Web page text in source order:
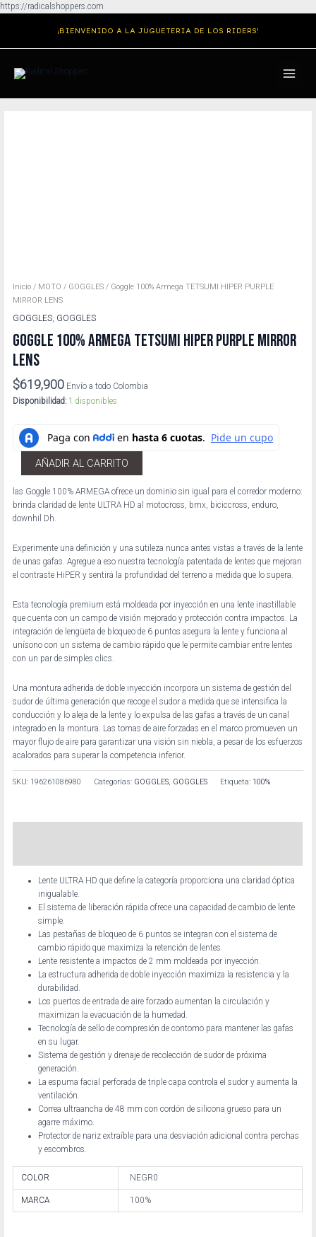
https://radicalshoppers.com
contenido
¡BIENVENIDO A LA JUGUETERIA DE LOS RIDERS!
MENU
Inicio / MOTO / GOGGLES / Goggle 100% Armega TETSUMI HIPER PURPLE
MIRROR LENS
GOGGLES GOGGLES
GOGGLE 100% ARMEGA TETSUMI HIPER PURPLE MIRROR
LENS
$619,900 Envío a todo Colombia
Disponibilidad: 1 disponibles
AÑADIR AL CARRITO
las Goggle 100% ARMEGA ofrece un dominio sin igual para el corredor moderno:
brinda claridad de lente ULTRA HD al motocross, bmx, biciccross, enduro,
downhil Dh.
Experimente una definición y una sutileza nunca antes vistas a través de la lente
de unas gafas. Agregue a eso nuestra tecnología patentada de lentes que mejoran
el contraste HiPER y sentirá la profundidad del terreno a medida que lo supera.
Esta tecnología premium está moldeada por inyección en una lente inastillable
que cuenta con un campo de visión mejorado y protección contra impactos. La
integración de lengüeta de bloqueo de 6 puntos asegura la lente y funciona al
unísono con un sistema de cambio rápido que le permite cambiar entre lentes
con un par de simples clics.
Una montura adherida de doble inyección incorpora un sistema de gestión del
sudor de última generación que recoge el sudor a medida que se intensifica la
conducción y lo aleja de la lente y lo expulsa de las gafas a través de un canal
integrado en la montura. Las tomas de aire forzadas en el marco promueven un
mayor flujo de aire para garantizar una visión sin niebla, a pesar de los esfuerzos
acalorados para superar la competencia inferior.
SKU: 196261086980 Categorías: GOGGLES, GOGGLES Etiqueta: 100%
Lente ULTRA HD que define la categoría proporciona una claridad óptica
inigualable.
El sistema de liberación rápida ofrece una capacidad de cambio de lente
simple.
Las pestañas de bloqueo de 6 puntos se integran con el sistema de
cambio rápido que maximiza la retención de lentes.
Lente resistente a impactos de 2 mm moldeada por inyección.
La estructura adherida de doble inyección maximiza la resistencia y la
durabilidad.
Los puertos de entrada de aire forzado aumentan la circulación y
maximizan la evacuación de la humedad.
Tecnología de sello de compresión de contorno para mantener las gafas
en su lugar.
Sistema de gestión y drenaje de recolección de sudor de próxima
generación.
La espuma facial perforada de triple capa controla el sudor y aumenta la
ventilación.
Correa ultraancha de 48 mm con cordón de silicona grueso para un
agarre máximo.
Protector de nariz extraíble para una desviación adicional contra perchas
y escombros.
COLOR NEGR0
MARCA 100%